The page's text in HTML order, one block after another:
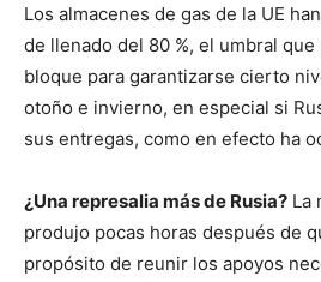
Los almacenes de gas de la UE
de llenado del 80 %, el umbral
bloque para garantizarse cierto
otoño e invierno, en especial si
sus entregas, como en efecto ha
¿Una represalia más de Rusia? La
produjo pocas horas después de
propósito de reunir los apoyos